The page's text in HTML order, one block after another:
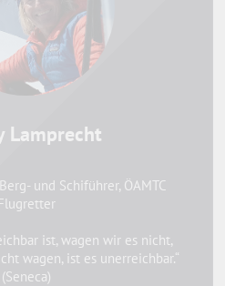
Lamprecht
und Schiführer, ÖAMTC
ist, wagen wir es nicht,
wagen, ist es unerreichbar.“
(Seneca)